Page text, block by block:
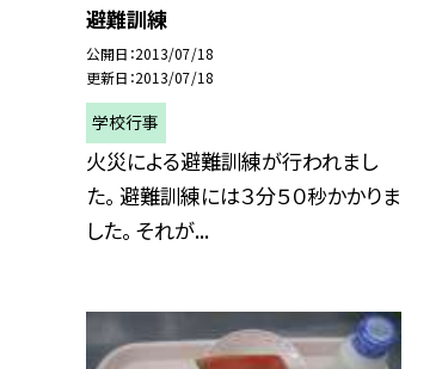
避難訓練
公開日 2013/07/18
更新日 2013/07/18
学校行事
火災による避難訓練が行われまし
た。 避難訓練には３分５０秒かかりま
した。 それが...